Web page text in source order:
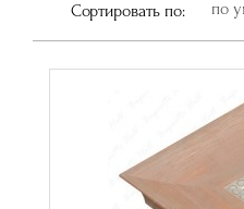
Сортировать по: